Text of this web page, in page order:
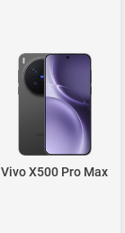
Vivo X500 Pro Max